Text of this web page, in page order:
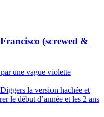
(screwed &
une vague violette
la version hachée et
le début d’année et les 2 ans